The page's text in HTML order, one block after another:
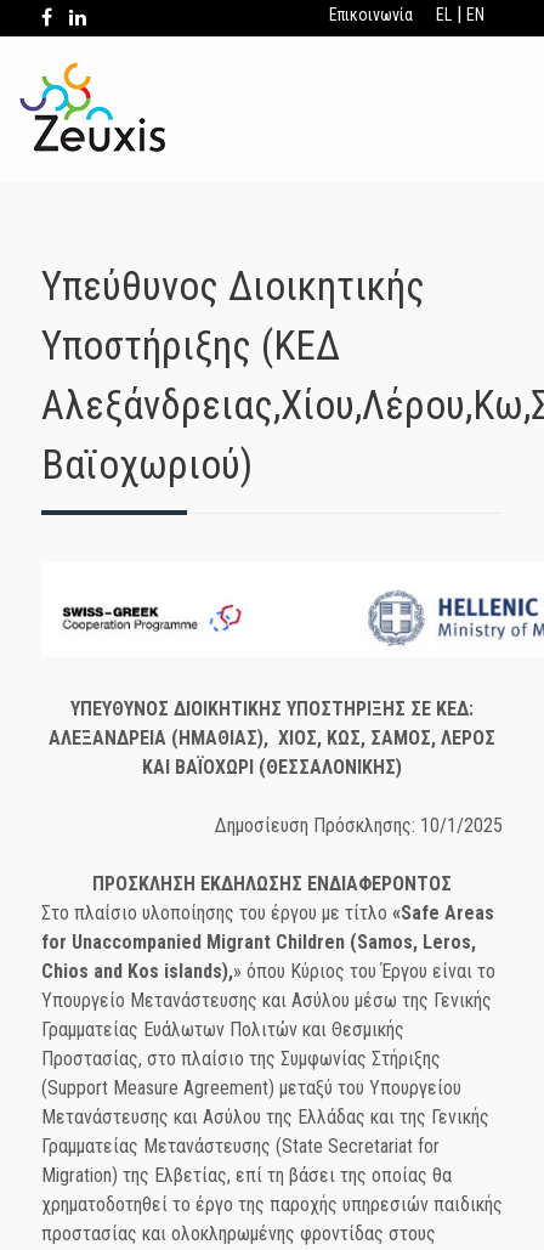
Επικοινωνία EL| EN
Υπεύθυνος Διοικητικής
Υποστήριξης (ΚΕΔ
Βαϊοχωριού)
ΥΠΕΥΘΥΝΟΣ ΔΙΟΙΚΗΤΙΚΗΣ ΥΠΟΣΤΗΡΙΞΗΣ ΣΕ ΚΕΔ:
ΑΛΕΞΑΝΔΡΕΙΑ (ΗΜΑΘΙΑΣ), ΧΙΟΣ, ΚΩΣ, ΣΑΜΟΣ, ΛΕΡΟΣ
ΚΑΙ ΒΑΪΟΧΩΡΙ (ΘΕΣΣΑΛΟΝΙΚΗΣ)
Δημοσίευση Πρόσκλησης: 10/1/2025
ΠΡΟΣΚΛΗΣΗ ΕΚΔΗΛΩΣΗΣ ΕΝΔΙΑΦΕΡΟΝΤΟΣ
Στο πλαίσιο υλοποίησης του έργου με τίτλο «Safe Areas
for Unaccompanied Migrant Children (Samos, Leros,
Chios and Kos islands),» όπου Κύριος του Έργου είναι το
Υπουργείο Μετανάστευσης και Aσύλου μέσω της Γενικής
Γραμματείας Ευάλωτων Πολιτών και Θεσμικής
Προστασίας, στο πλαίσιο της Συμφωνίας Στήριξης
(Support Measure Agreement) μεταξύ του Υπουργείου
Μετανάστευσης και Ασύλου της Ελλάδας και της Γενικής
Γραμματείας Μετανάστευσης (State Secretariat for
Migration) της Ελβετίας, επί τη βάσει της οποίας θα
χρηματοδοτηθεί το έργο της παροχής υπηρεσιών παιδικής
προστασίας και ολοκληρωμένης φροντίδας στους